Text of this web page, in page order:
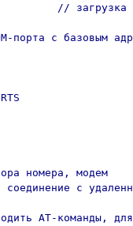
// загрузка
порта с базовым
номера, модем
соединение с
AT-команды,